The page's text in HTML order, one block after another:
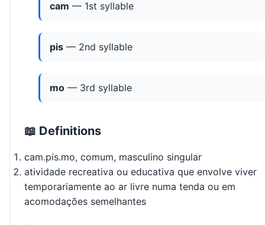
cam — 1st syllable
pis — 2nd syllable
mo — 3rd syllable
📖 Definitions
cam.pis.mo, comum, masculino singular
atividade recreativa ou educativa que envolve viver
temporariamente ao ar livre numa tenda ou em
acomodações semelhantes